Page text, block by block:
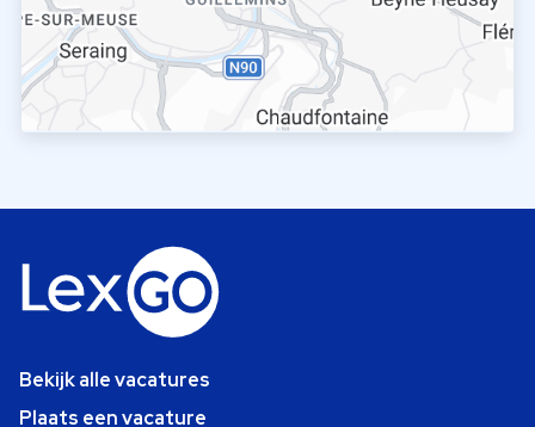
Bekijk alle vacatures
Plaats een vacature